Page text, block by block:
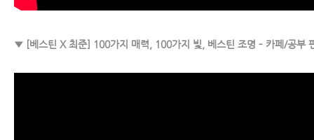
▼ [베스틴 X 최준] 100가지 매력, 100가지 빛, 베스틴 조명 – 카페/공부